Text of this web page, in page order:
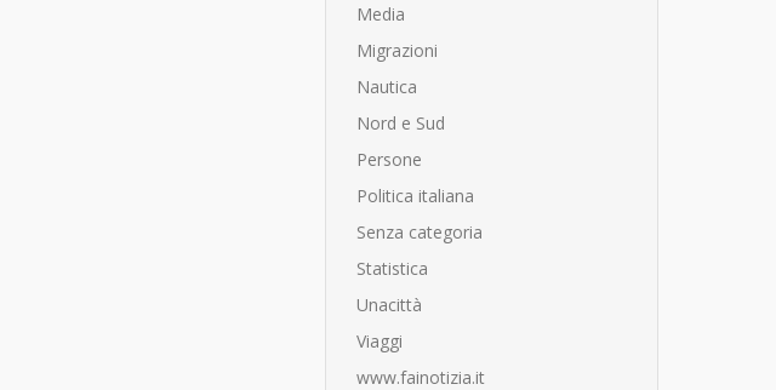
Media
Migrazioni
Nautica
Nord e Sud
Persone
Politica italiana
Senza categoria
Statistica
Unacittà
Viaggi
www.fainotizia.it